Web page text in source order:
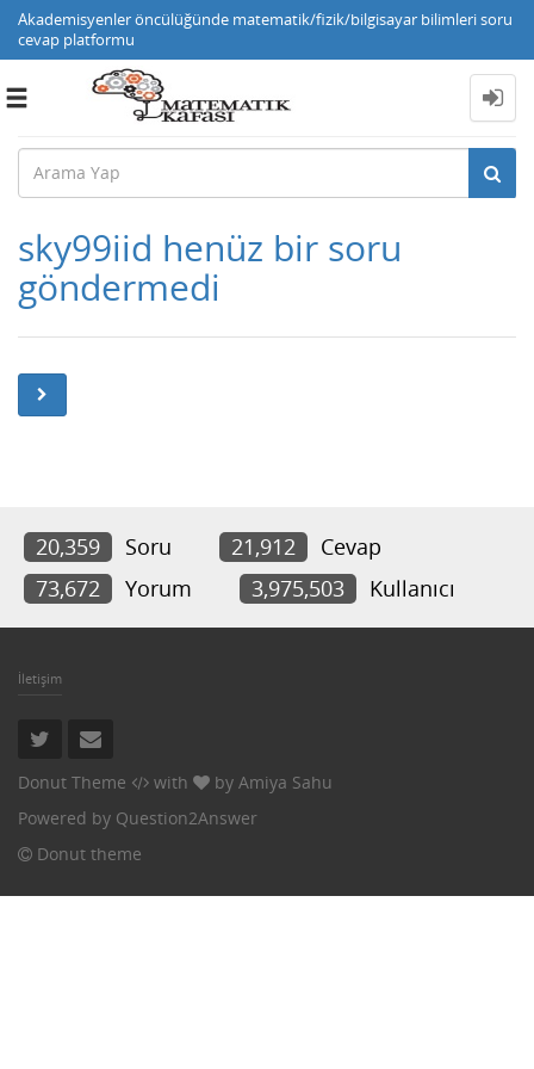
Akademisyenler öncülüğünde matematik/fizik/bilgisayar bilimleri soru
cevap platformu
Toggle
sky99iid henüz bir soru
göndermedi
20,359 Soru 21,912
Cevap
73,672
Yorum 3,975,503 Kullanıcı
İletişim
Donut Theme with by Amiya Sahu
Powered by Question2Answer
Donut theme